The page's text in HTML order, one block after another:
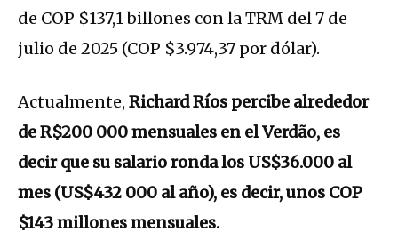
de COP $137,1 billones con la TRM del 7 de
julio de 2025 (COP $3.974,37 por dólar).
Actualmente, Richard Ríos percibe alrededor
de R$200 000 mensuales en el Verdão, es
decir que su salario ronda los US$36.000 al
mes (US$432 000 al año), es decir, unos COP
$143 millones mensuales.